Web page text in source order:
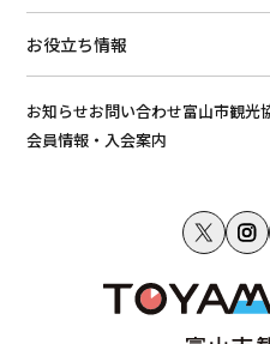
お役立ち情報
お知らせお問い合わせ富山市観光
会員情報・入会案内